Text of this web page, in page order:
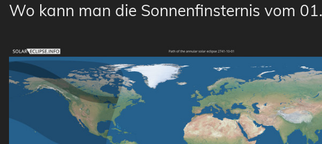
Wo kann man die Sonnenfinsternis vom